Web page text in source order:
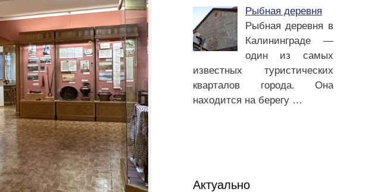
Рыбная деревня
Рыбная деревня в
Калининграде —
один из самых
известных туристических
кварталов города. Она
находится на берегу …
Актуально